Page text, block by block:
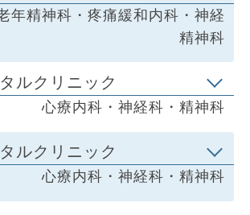
年精神科・疼痛緩和内科・神経
精神科
ルクリニック
心療内科・神経科・精神科
ルクリニック
心療内科・神経科・精神科